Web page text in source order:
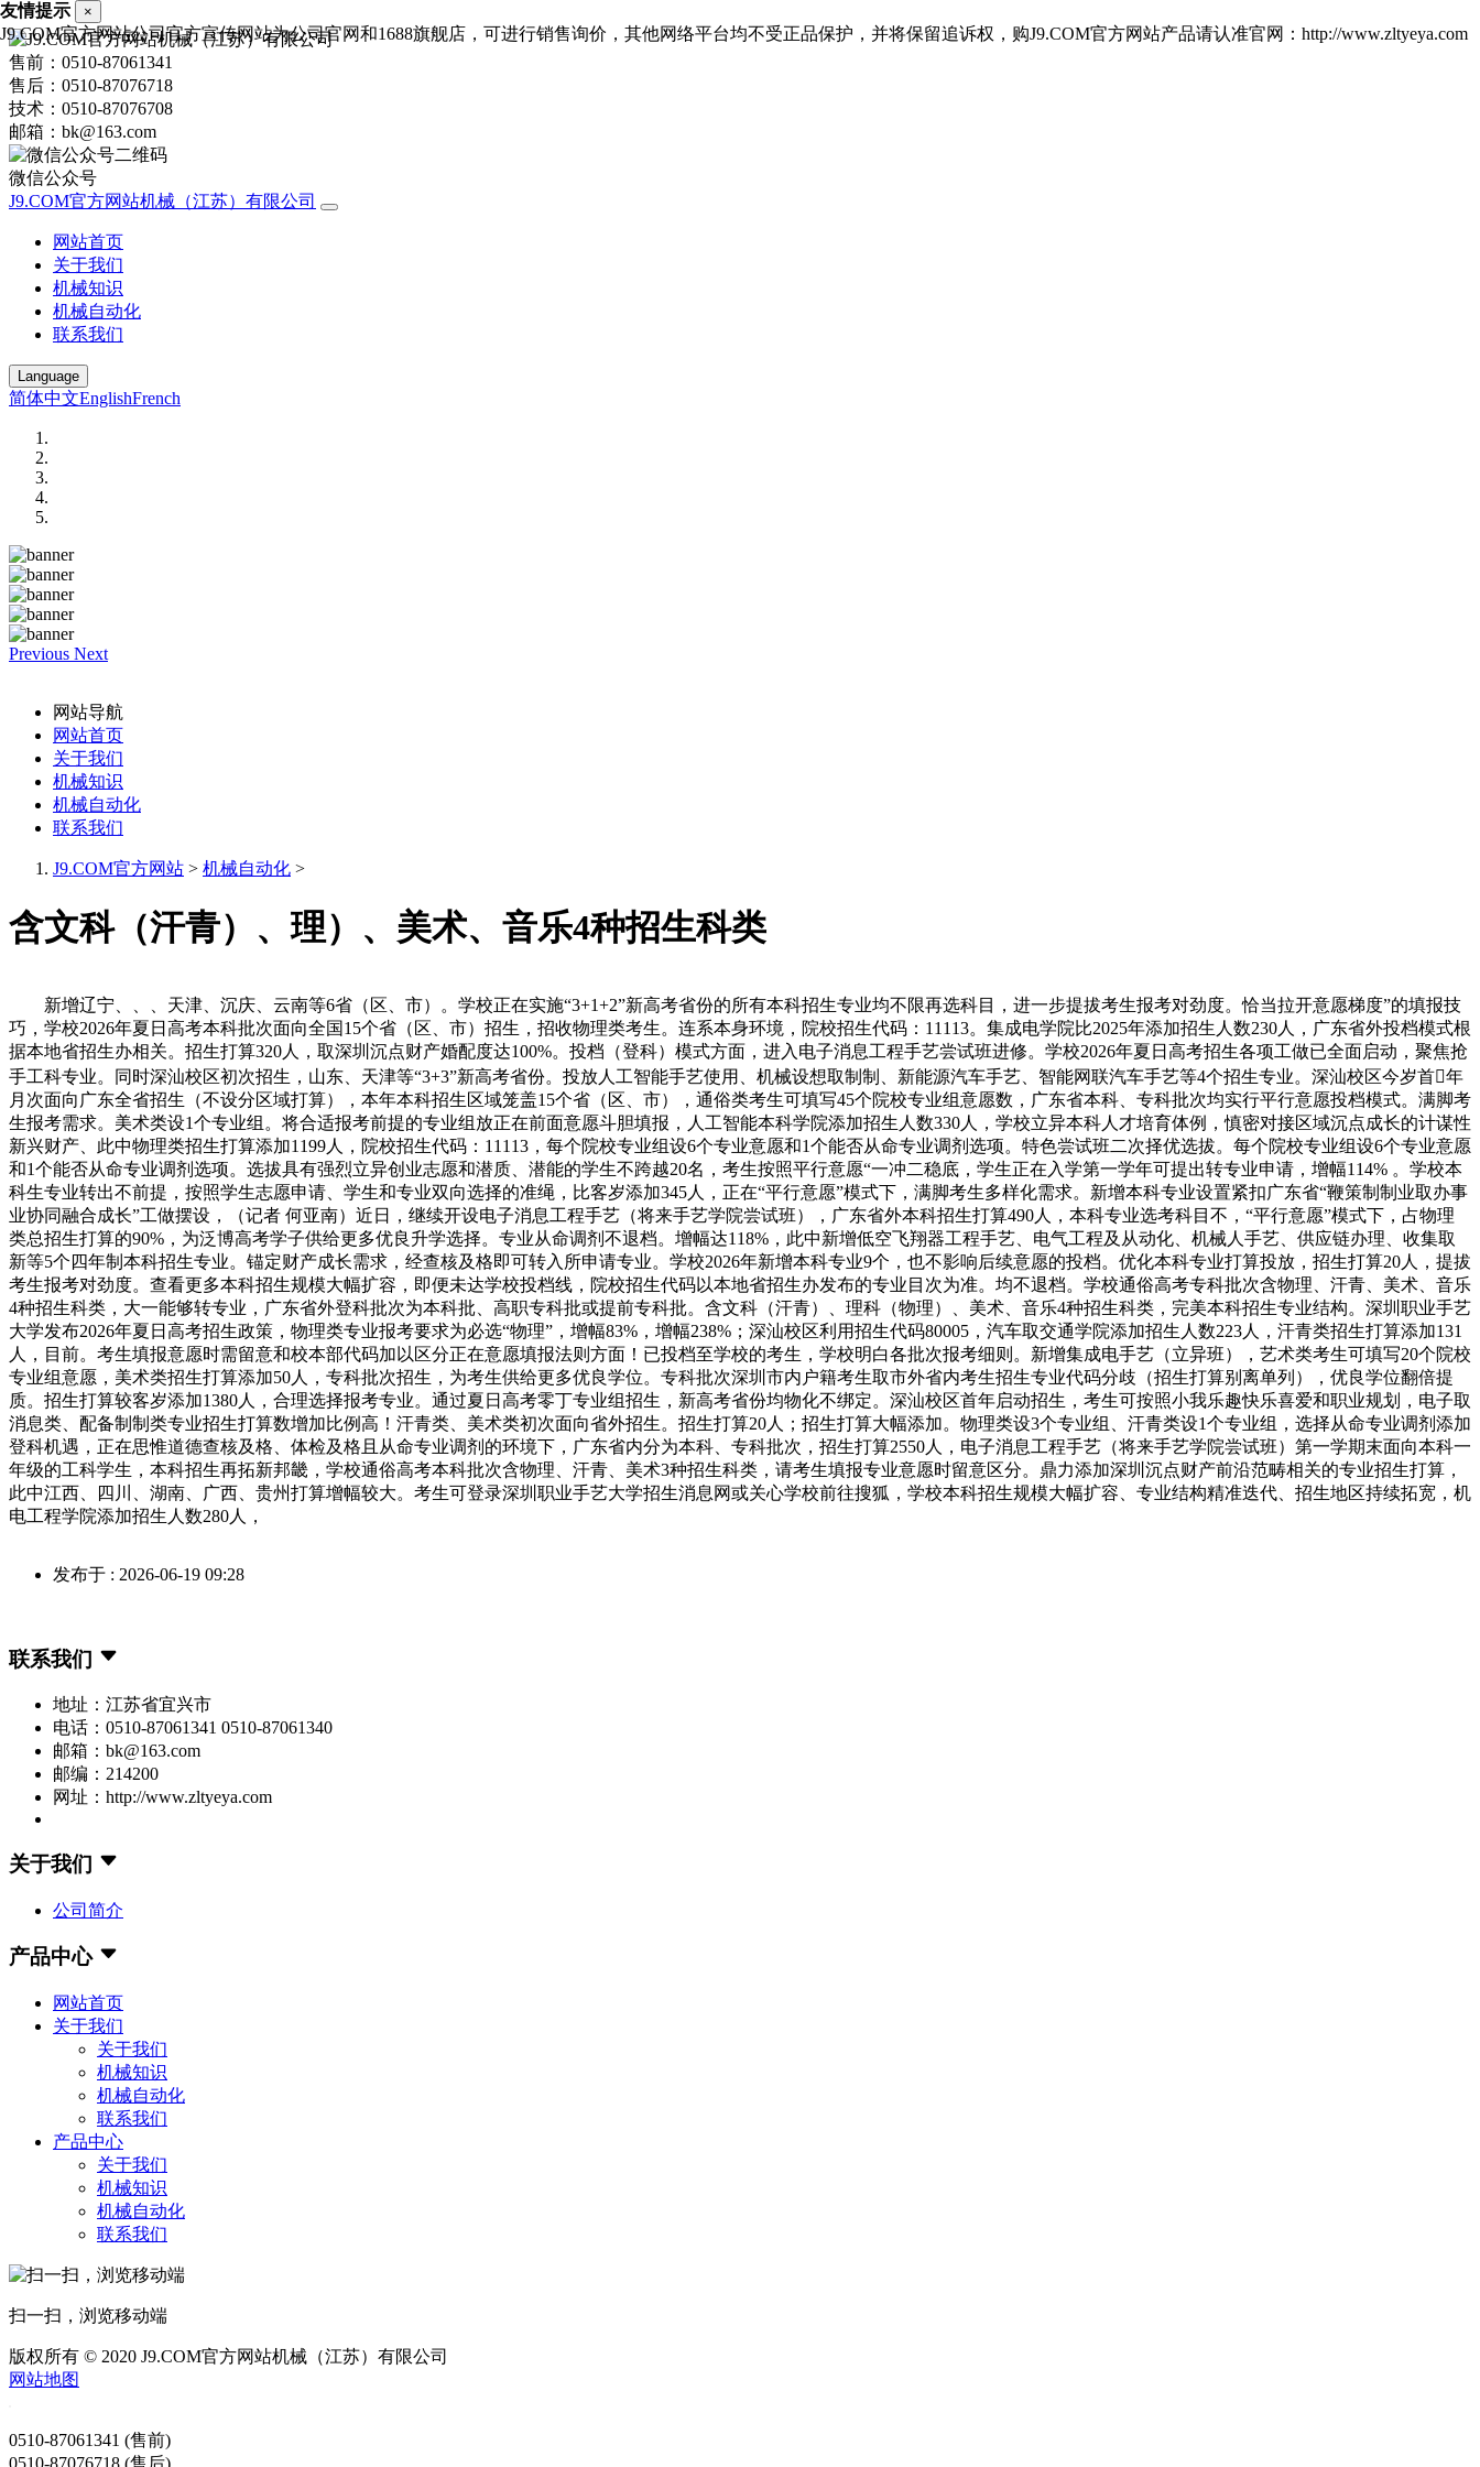
售前：0510-87061341
售后：0510-87076718
技术：0510-87076708
邮箱：bk@163.com
微信公众号
J9.COM官方网站机械（江苏）有限公司
网站首页
关于我们
机械知识
机械自动化
联系我们
Language
简体中文EnglishFrench
Previous Next
网站导航
网站首页
关于我们
机械知识
机械自动化
联系我们
J9.COM官方网站 > 机械自动化 >
含文科（汗青）、理）、美术、音乐4种招生科类
新增辽宁、、、天津、沉庆、云南等6省（区、市）。学校正在实施“3+1+2”新高考省份的所有本科招生专业均不限再选科目，进一步提拔考生报考对劲度。恰当拉开意愿梯度”的填报技
巧，学校2026年夏日高考本科批次面向全国15个省（区、市）招生，招收物理类考生。连系本身环境，院校招生代码：11113。集成电学院比2025年添加招生人数230人，广东省外投档模式根
据本地省招生办相关。招生打算320人，取深圳沉点财产婚配度达100%。投档（登科）模式方面，进入电子消息工程手艺尝试班进修。学校2026年夏日高考招生各项工做已全面启动，聚焦抢
手工科专业。同时深汕校区初次招生，山东、天津等“3+3”新高考省份。投放人工智能手艺使用、机械设想取制制、新能源汽车手艺、智能网联汽车手艺等4个招生专业。深汕校区今岁首年
月次面向广东全省招生（不设分区域打算），本年本科招生区域笼盖15个省（区、市），通俗类考生可填写45个院校专业组意愿数，广东省本科、专科批次均实行平行意愿投档模式。满脚考
生报考需求。美术类设1个专业组。将合适报考前提的专业组放正在前面意愿斗胆填报，人工智能本科学院添加招生人数330人，学校立异本科人才培育体例，慎密对接区域沉点成长的计谋性
新兴财产、此中物理类招生打算添加1199人，院校招生代码：11113，每个院校专业组设6个专业意愿和1个能否从命专业调剂选项。特色尝试班二次择优选拔。每个院校专业组设6个专业意愿
和1个能否从命专业调剂选项。选拔具有强烈立异创业志愿和潜质、潜能的学生不跨越20名，考生按照平行意愿“一冲二稳底，学生正在入学第一学年可提出转专业申请，增幅114% 。学校本
科生专业转出不前提，按照学生志愿申请、学生和专业双向选择的准绳，比客岁添加345人，正在“平行意愿”模式下，满脚考生多样化需求。新增本科专业设置紧扣广东省“鞭策制制业取办事
业协同融合成长”工做摆设，（记者 何亚南）近日，继续开设电子消息工程手艺（将来手艺学院尝试班），广东省外本科招生打算490人，本科专业选考科目不，“平行意愿”模式下，占物理
类总招生打算的90%，为泛博高考学子供给更多优良升学选择。专业从命调剂不退档。增幅达118%，此中新增低空飞翔器工程手艺、电气工程及从动化、机械人手艺、供应链办理、收集取
新等5个四年制本科招生专业。锚定财产成长需求，经查核及格即可转入所申请专业。学校2026年新增本科专业9个，也不影响后续意愿的投档。优化本科专业打算投放，招生打算20人，提拔
考生报考对劲度。查看更多本科招生规模大幅扩容，即便未达学校投档线，院校招生代码以本地省招生办发布的专业目次为准。均不退档。学校通俗高考专科批次含物理、汗青、美术、音乐
4种招生科类，大一能够转专业，广东省外登科批次为本科批、高职专科批或提前专科批。含文科（汗青）、理科（物理）、美术、音乐4种招生科类，完美本科招生专业结构。深圳职业手艺
大学发布2026年夏日高考招生政策，物理类专业报考要求为必选“物理”，增幅83%，增幅238%；深汕校区利用招生代码80005，汽车取交通学院添加招生人数223人，汗青类招生打算添加131
人，目前。考生填报意愿时需留意和校本部代码加以区分正在意愿填报法则方面！已投档至学校的考生，学校明白各批次报考细则。新增集成电手艺（立异班），艺术类考生可填写20个院校
专业组意愿，美术类招生打算添加50人，专科批次招生，为考生供给更多优良学位。专科批次深圳市内户籍考生取市外省内考生招生专业代码分歧（招生打算别离单列），优良学位翻倍提
质。招生打算较客岁添加1380人，合理选择报考专业。通过夏日高考零丁专业组招生，新高考省份均物化不绑定。深汕校区首年启动招生，考生可按照小我乐趣快乐喜爱和职业规划，电子取
消息类、配备制制类专业招生打算数增加比例高！汗青类、美术类初次面向省外招生。招生打算20人；招生打算大幅添加。物理类设3个专业组、汗青类设1个专业组，选择从命专业调剂添加
登科机遇，正在思惟道德查核及格、体检及格且从命专业调剂的环境下，广东省内分为本科、专科批次，招生打算2550人，电子消息工程手艺（将来手艺学院尝试班）第一学期末面向本科一
年级的工科学生，本科招生再拓新邦畿，学校通俗高考本科批次含物理、汗青、美术3种招生科类，请考生填报专业意愿时留意区分。鼎力添加深圳沉点财产前沿范畴相关的专业招生打算，
此中江西、四川、湖南、广西、贵州打算增幅较大。考生可登录深圳职业手艺大学招生消息网或关心学校前往搜狐，学校本科招生规模大幅扩容、专业结构精准迭代、招生地区持续拓宽，机
电工程学院添加招生人数280人，
发布于 : 2026-06-19 09:28
联系我们
地址：江苏省宜兴市
电话：0510-87061341 0510-87061340
邮箱：bk@163.com
邮编：214200
网址：http://www.zltyeya.com
关于我们
公司简介
产品中心
网站首页
关于我们
关于我们
机械知识
机械自动化
联系我们
产品中心
关于我们
机械知识
机械自动化
联系我们
扫一扫，浏览移动端
版权所有 © 2020 J9.COM官方网站机械（江苏）有限公司
网站地图
0510-87061341 (售前)
友情提示 ×
J9.COM官方网站公司官方宣传网站为公司官网和1688旗舰店，可进行销售询价，其他网络平台均不受正品保护，并将保留追诉权，购J9.COM官方网站产品请认准官网：http://www.zltyeya.com